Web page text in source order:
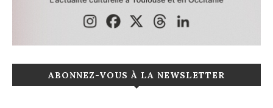
ABONNEZ-VOUS À LA NEWSLETTER